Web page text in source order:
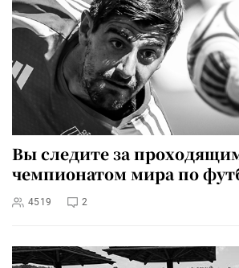
Вы следите за
чемпионатом мира по
4519 2